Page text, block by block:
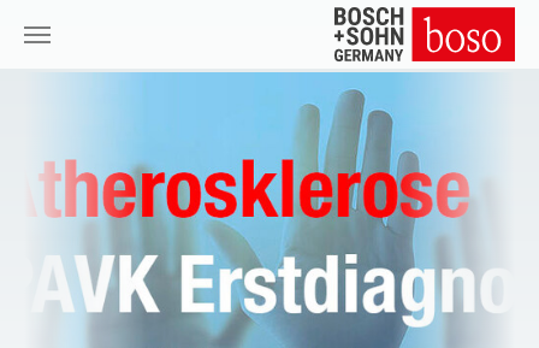
Zum Hauptinhalt springen